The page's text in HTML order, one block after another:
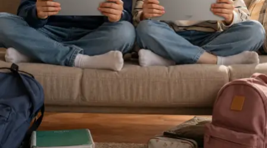
yüzden sektör olarak fabrika ayarlarımıza dönmeliyiz.
Bizim fabrika ayarlarımız; müşteriyi anlamakla başlar,
riski doğru değerlendirmekle, acenteyi güçlendirmekle
ve sürdürülebilir fiyatlama disipliniyle şekillenir. AXA
Türkiye olarak Empati Güvencesi yaklaşımımızı önleyici
sigortacılık anlayışıyla birleştiriyor, Adaptif Sigortacılık
2030 vizyonumuzla geleceğe hazırlanıyoruz. Çünkü
gelecekte değer yaratacak olan, yalnızca gerçekleşen
kayıpları karşılayan değil; hayatı koruyan, riskleri
öngören ve dayanıklılığı artıran sigortacılık modelidir.”